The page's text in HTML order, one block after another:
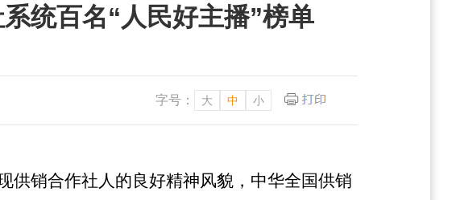
统百名“人民好主播”榜单
字号： 大 中 小
供销合作社人的良好精神风貌，中华全国供销